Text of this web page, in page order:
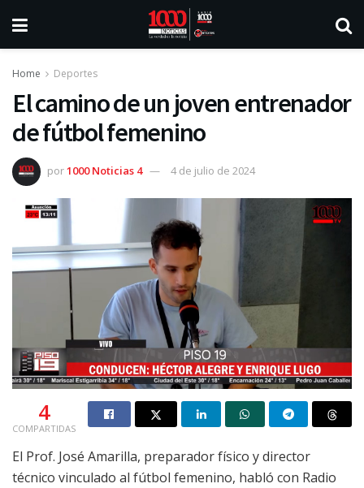
Home Deportes
El camino de un joven entrenador
de fútbol femenino
por1000 Noticias 4 4 de julio de 2024
4
COMPARTIDAS
El Prof. José Amarilla, preparador físico y director
técnico vinculado al fútbol femenino, habló con Radio